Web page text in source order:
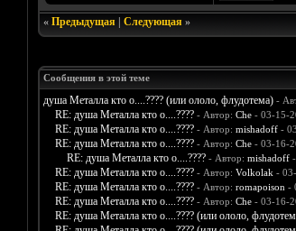
« Предыдущая| Следующая»
Сообщения в этой теме
душа Металла кто о....???? (или ололо, флудотема) -
RE: душа Металла кто о....???? - Автор: Che- 03-15-
RE: душа Металла кто о....???? - Автор: mishadoff-
RE: душа Металла кто о....???? - Автор: Che- 03-16-
RE: душа Металла кто о....???? - Автор: mishadoff-
RE: душа Металла кто о....???? - Автор: Volkolak -
RE: душа Металла кто о....???? - Автор: romapoison -
RE: душа Металла кто о....???? - Автор: Che- 03-16-
RE: душа Металла кто о....???? (или ололо,